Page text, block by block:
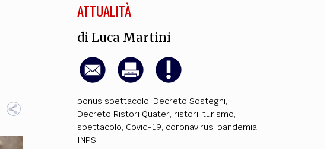
ECONOMIA
CULTURA
Arte, Cinema, Musica,
Letteratura
ATTUALITÀ
di Luca Martini
bonus spettacolo, Decreto Sostegni,
Decreto Ristori Quater, ristori, turismo,
spettacolo, Covid-19, coronavirus, pandemia,
INPS